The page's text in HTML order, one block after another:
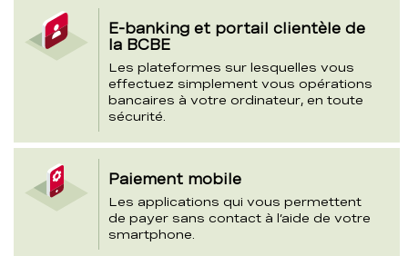
E-banking et portail clientèle de
la BCBE
Les plateformes sur lesquelles vous
effectuez simplement vous opérations
bancaires à votre ordinateur, en toute
sécurité.
Paiement mobile
Les applications qui vous permettent
de payer sans contact à l’aide de votre
smartphone.